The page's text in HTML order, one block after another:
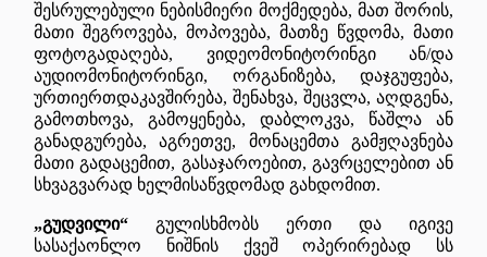
შესრულებული ნებისმიერი მოქმედება, მათ შორის,
მათი შეგროვება, მოპოვება, მათზე წვდომა, მათი
ფოტოგადაღება, ვიდეომონიტორინგი ან/და
აუდიომონიტორინგი, ორგანიზება, დაჯგუფება,
ურთიერთდაკავშირება, შენახვა, შეცვლა, აღდგენა,
გამოთხოვა, გამოყენება, დაბლოკვა, წაშლა ან
განადგურება, აგრეთვე, მონაცემთა გამჟღავნება
მათი გადაცემით, გასაჯაროებით, გავრცელებით ან
სხვაგვარად ხელმისაწვდომად გახდომით.
„გუდვილი“ გულისხმობს ერთი და იგივე
სასაქაონლო ნიშნის ქვეშ ოპერირებად სს